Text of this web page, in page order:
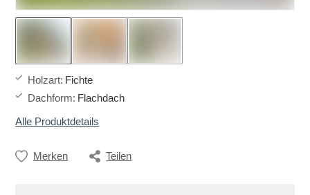
Holzart: Fichte
Dachform: Flachdach
Alle Produktdetails
Merken Teilen